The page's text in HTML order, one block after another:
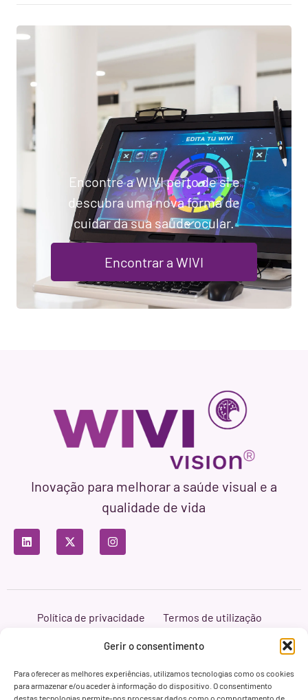
Gerir o consentimento
Para oferecer as melhores experiências, utilizamos tecnologias como os cookies
para armazenar e/ou aceder à informação do dispositivo. O consentimento
destas tecnologias permite-nos processar dados como o comportamento de
Encontre a WIVI perto de si e
descubra uma nova forma de
cuidar da sua saúde ocular.
Encontrar a WIVI
Inovação para melhorar a saúde visual e a
qualidade de vida
Política de privacidade
Termos de utilização
Branding & Web ASH Proyectos Creativos